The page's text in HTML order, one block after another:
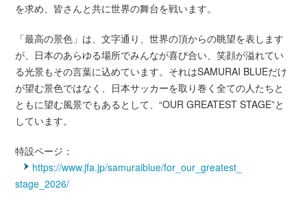
を求め、皆さんと共に世界の舞台を戦います。
「最高の景色」は、文字通り、世界の頂からの眺望を表します
が、日本のあらゆる場所でみんなが喜び合い、笑顔が溢れてい
る光景もその言葉に込めています。それはSAMURAI BLUEだけ
が望む景色ではなく、日本サッカーを取り巻く全ての人たちと
ともに望む風景でもあるとして、“OUR GREATEST STAGE”と
しています。
特設ページ：
https://www.jfa.jp/samuraiblue/for_our_greatest_
stage_2026/